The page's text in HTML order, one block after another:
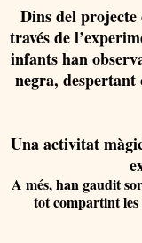
Dins del
través de
infants han
negra, despertant
Una activitat
A més, han gaudit
tot compartint les